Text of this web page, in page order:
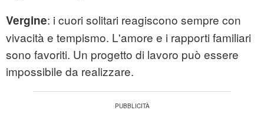
Vergine: i cuori solitari reagiscono sempre con
vivacità e tempismo. L'amore e i rapporti familiari
sono favoriti. Un progetto di lavoro può essere
impossibile da realizzare.